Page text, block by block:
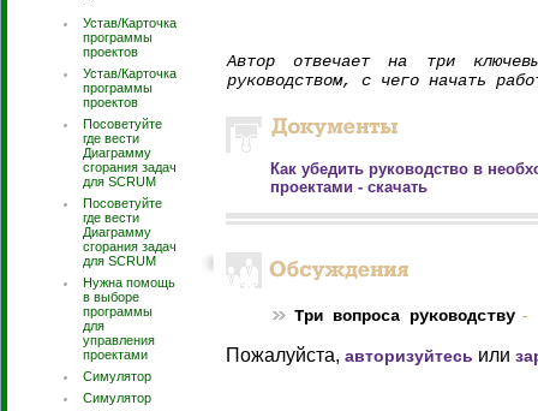
Устав/Карточка
программы
проектов
Устав/Карточка
программы
проектов
Посоветуйте
где вести
Диаграмму
сгорания задач
для SCRUM
Посоветуйте
где вести
Диаграмму
сгорания задач
для SCRUM
Нужна помощь
в выборе
программы
для
управления
проектами
Симулятор
Симулятор
Автор отвечает на три
руководством, с чего начать
Как убедить руководство в
проектами - скачать
Три вопроса руководству -
Пожалуйста, авторизуйтесь или